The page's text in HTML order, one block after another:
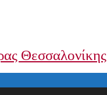
Θεσσαλονίκης